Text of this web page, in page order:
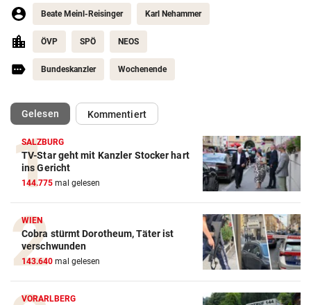
Beate Meinl-Reisinger Karl Nehammer
ÖVP SPÖ NEOS
Bundeskanzler Wochenende
Gelesen(ausgewählt)Kommentiert
SALZBURG
TV-Star geht mit Kanzler Stocker hart
ins Gericht
144.775 mal gelesen
WIEN
Cobra stürmt Dorotheum, Täter ist
verschwunden
143.640 mal gelesen
VORARLBERG